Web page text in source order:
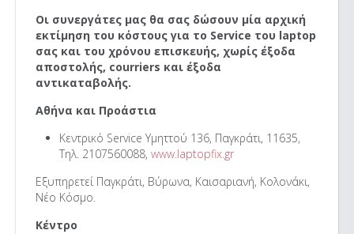
Οι συνεργάτες μας θα σας δώσουν μία αρχική
εκτίμηση του κόστους για το Service του laptop
σας και του χρόνου επισκευής, χωρίς έξοδα
αποστολής, courriers και έξοδα
αντικαταβολής.
Αθήνα και Προάστια
Κεντρικό Service Υμηττού 136, Παγκράτι, 11635,
Τηλ. 2107560088, www.laptopfix.gr
Εξυπηρετεί Παγκράτι, Βύρωνα, Καισαριανή, Κολονάκι,
Νέο Κόσμο.
Κέντρο